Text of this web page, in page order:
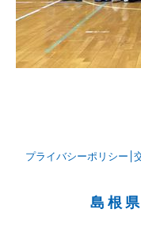
プライバシーポリシー
島根